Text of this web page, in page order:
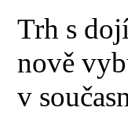
Trh s
nově
v